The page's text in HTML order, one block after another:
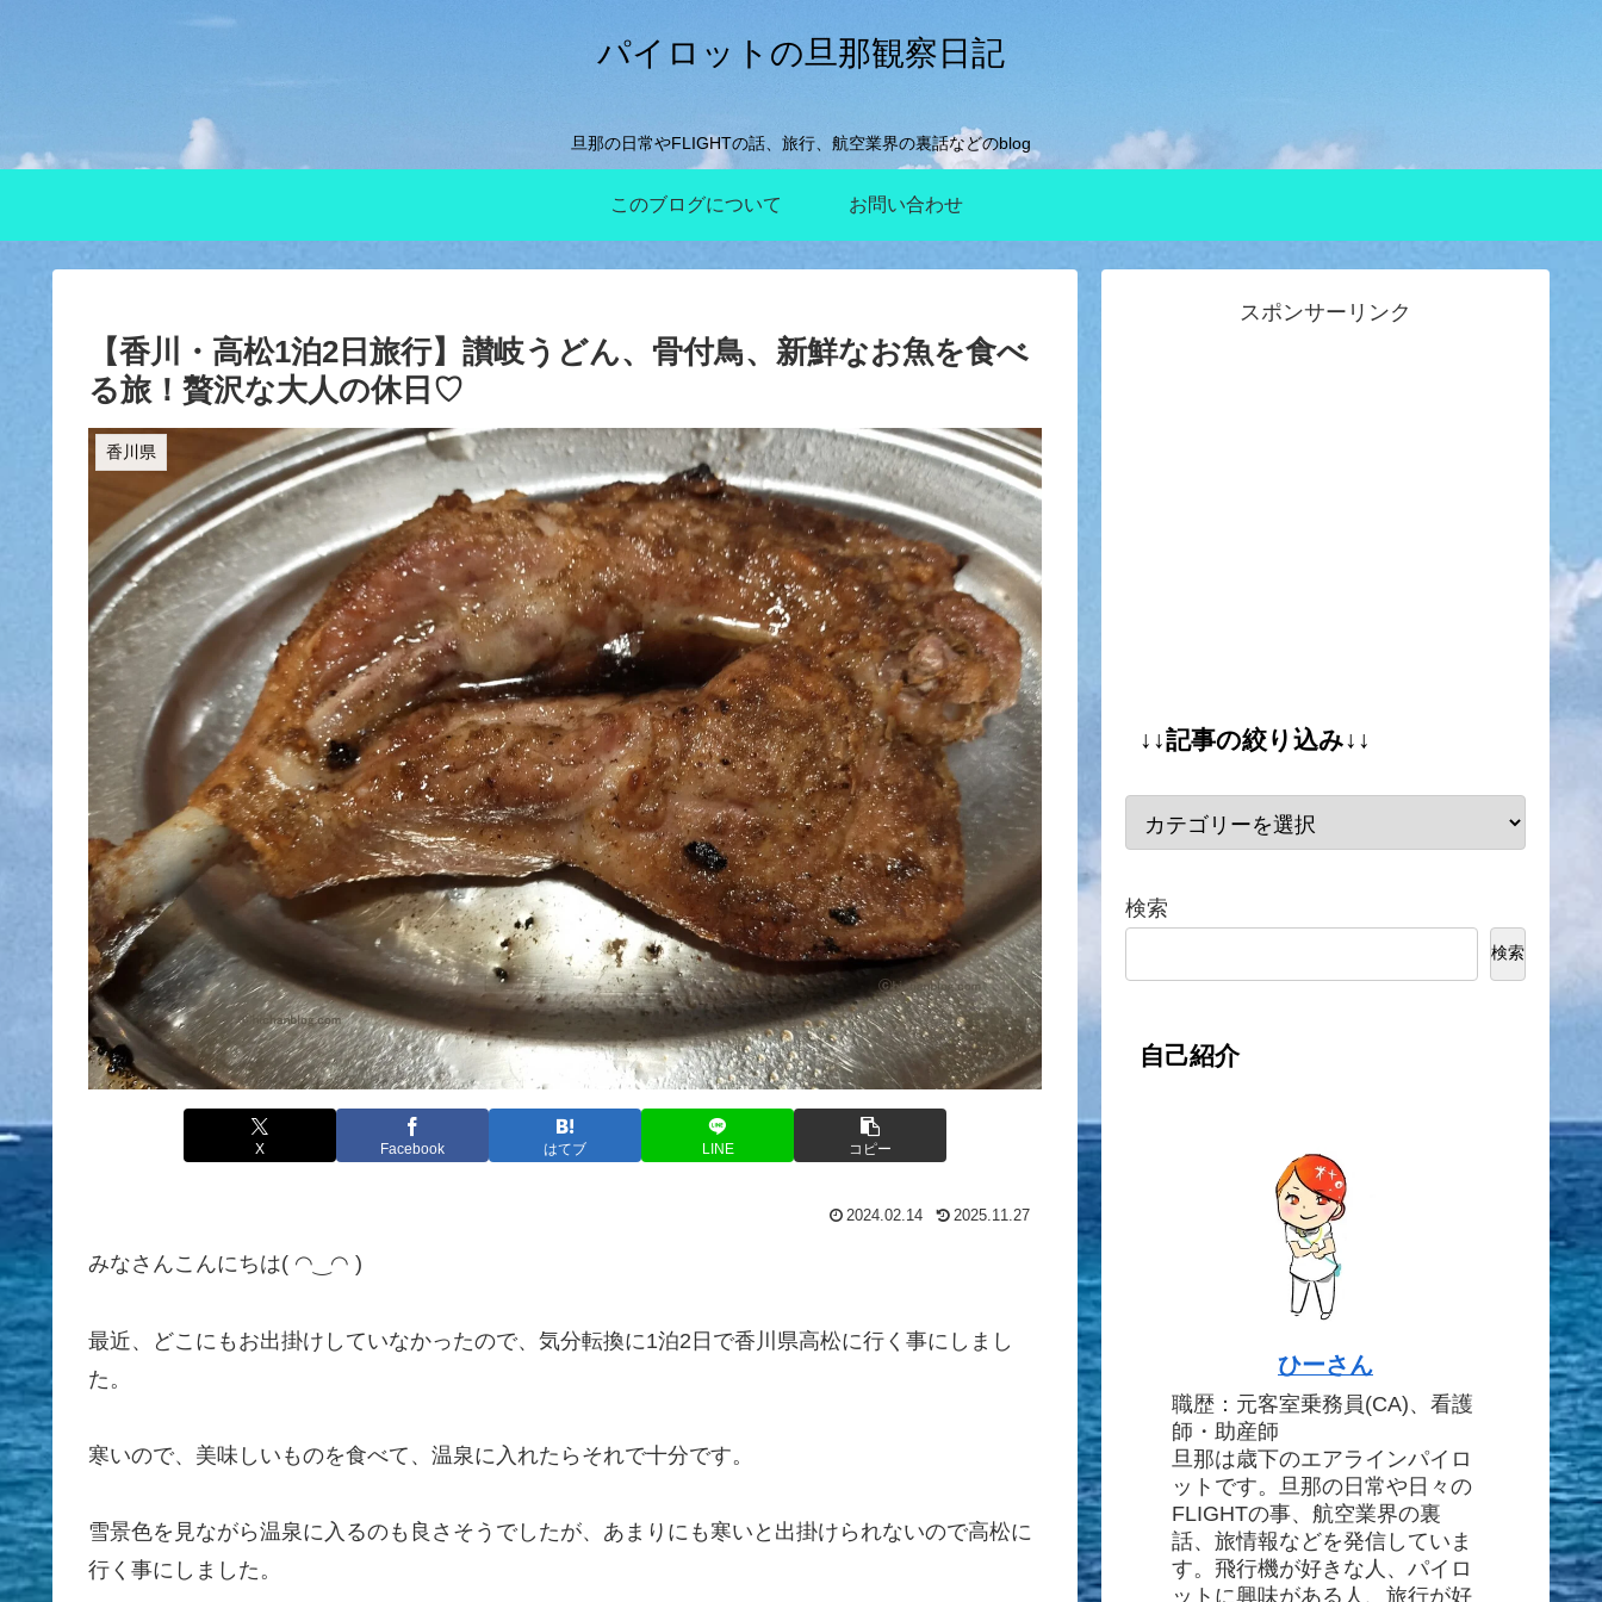
パイロットの旦那観察日記
旦那の日常やFLIGHTの話、旅行、航空業界の裏話などのblog
このブログについて お問い合わせ
【香川・高松1泊2日旅行】讃岐うどん、骨付鳥、新鮮なお魚を食べ
る旅！贅沢な大人の休日♡
香川県
X Facebook はてブ LINE コピー
2024.02.14 2025.11.27
みなさんこんにちは( ◠‿◠ )
最近、どこにもお出掛けしていなかったので、気分転換に1泊2日で香川県高松に行く事にしまし
た。
寒いので、美味しいものを食べて、温泉に入れたらそれで十分です。
雪景色を見ながら温泉に入るのも良さそうでしたが、あまりにも寒いと出掛けられないので高松に
行く事にしました。
スポンサーリンク
↓↓記事の絞り込み↓↓
検索
検索
自己紹介
ひーさん
職歴：元客室乗務員(CA)、看護
師・助産師
旦那は歳下のエアラインパイロ
ットです。旦那の日常や日々の
FLIGHTの事、航空業界の裏
話、旅情報などを発信していま
す。飛行機が好きな人、パイロ
ットに興味がある人、旅行が好